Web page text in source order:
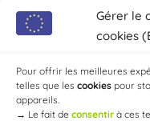
Gérer le
cookies
Pour offrir les meilleures
telles que les cookies pour
appareils.
→ Le fait de consentir à ces